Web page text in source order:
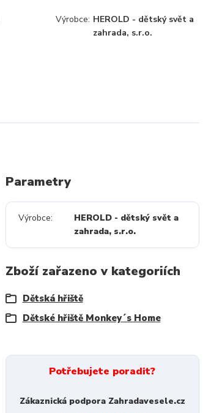
Výrobce: HEROLD - dětský svět a
zahrada, s.r.o.
Parametry
Výrobce
HEROLD - dětský svět a
zahrada, s.r.o.
Zboží zařazeno v kategoriích
Dětská hřiště
Dětské hřiště Monkey´s Home
Potřebujete poradit?
Zákaznická podpora Zahradavesele.cz